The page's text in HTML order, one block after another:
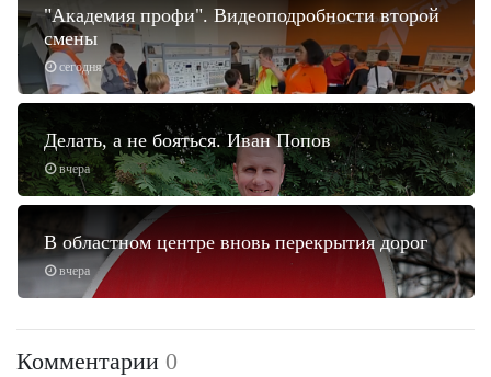
сегодня
"Академия профи". Видеоподробности второй
смены
вчера
Делать, а не бояться. Иван Попов
вчера
В областном центре вновь перекрытия дорог
Комментарии 0